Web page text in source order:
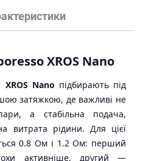
XROS Nano
Nano підбирають під
затяжкою, де важливі не
а стабільна подача,
витрата рідини. Для цієї
0.8 Ом і 1.2 Ом: перший
активніше, другий —